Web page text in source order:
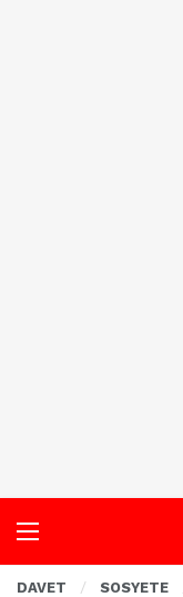
DAVET SOSYETE